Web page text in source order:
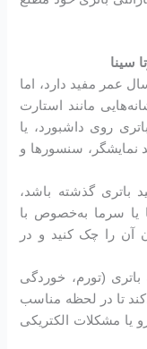
سینا
بین ۳ تا ۵ سال عمر مفید دارد، اما
مانند استارت
روی داشبورد، یا
نمایشگر، سنسورها و
تاریخ تولید باتری گذشته باشد،
سرما به‌خصوص با
آن را چک کنید و در
(تورم، خوردگی
تا در لحظه مناسب
یا مشکلات الکتریکی